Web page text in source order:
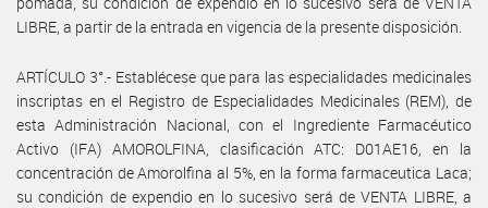
LIBRE, a partir de la entrada en vigencia de la presente disposición.
ARTÍCULO 3°.- Establécese que para las especialidades medicinales
inscriptas en el Registro de Especialidades Medicinales (REM), de
esta Administración Nacional, con el Ingrediente Farmacéutico
Activo (IFA) AMOROLFINA, clasificación ATC: D01AE16, en la
concentración de Amorolfina al 5%, en la forma farmaceutica Laca;
su condición de expendio en lo sucesivo será de VENTA LIBRE, a